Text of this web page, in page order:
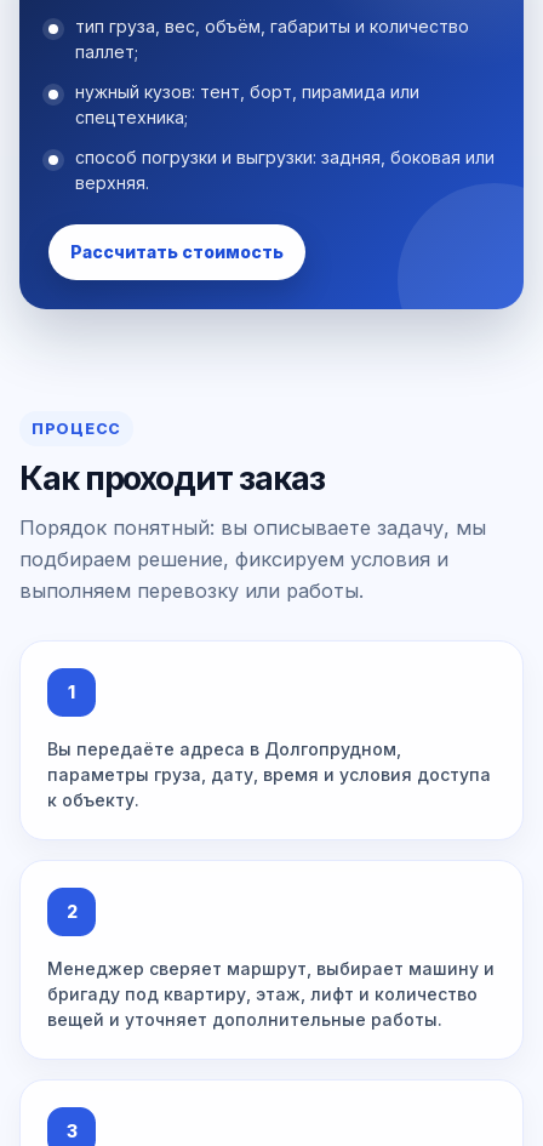
тип груза, вес, объём, габариты и количество
паллет;
нужный кузов: тент, борт, пирамида или
спецтехника;
способ погрузки и выгрузки: задняя, боковая или
верхняя.
Рассчитать стоимость
ПРОЦЕСС
Как проходит заказ
Порядок понятный: вы описываете задачу, мы
подбираем решение, фиксируем условия и
выполняем перевозку или работы.
1
Вы передаёте адреса в Долгопрудном,
параметры груза, дату, время и условия доступа
к объекту.
2
Менеджер сверяет маршрут, выбирает машину и
бригаду под квартиру, этаж, лифт и количество
вещей и уточняет дополнительные работы.
3